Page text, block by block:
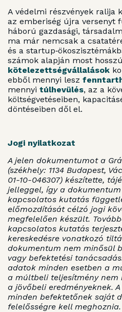
A védelmi részvények ralija
az emberiség újra versenyt
háború gazdasági,
ma már nemcsak a
és a
számok alapján most
kötelezettségvállalások
ebből mennyi lesz
mennyi túlhevülés, az a
költségvetéseiben,
döntéseiben dől el.
Jogi nyilatkozat
A jelen dokumentumot a
(székhely: 1134 Budapest,
01-10-046307) készítette,
jelleggel, így a
kapcsolatos kutatás
előmozdítását célzó jogi
megfelelően készült.
kapcsolatos kutatás
kereskedésre vonatkozó
dokumentum nem minősül
vagy befektetési
adatok minden esetben a
a múltbeli teljesítmény
a jövőbeli eredményeknek.
minden befektetőnek saját
felelősségre kell meghoznia.